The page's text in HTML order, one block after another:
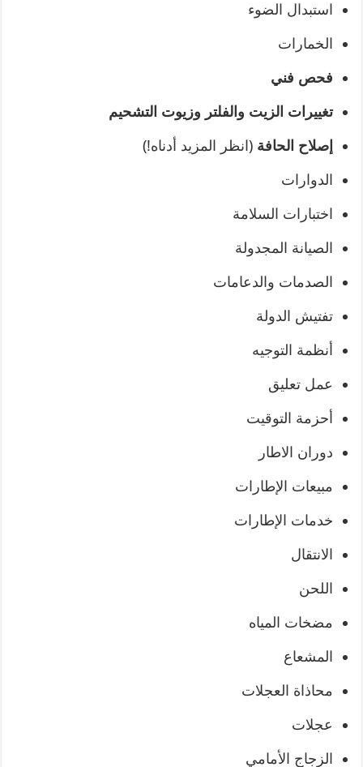
استبدال الضوء
الخمارات
فحص فني
تغييرات الزيت والفلتر وزيوت التشحيم
إصلاح الحافة (انظر المزيد أدناه!)
الدوارات
اختبارات السلامة
الصيانة المجدولة
الصدمات والدعامات
تفتيش الدولة
أنظمة التوجيه
عمل تعليق
أحزمة التوقيت
دوران الاطار
مبيعات الإطارات
خدمات الإطارات
الانتقال
اللحن
مضخات المياه
المشعاع
محاذاة العجلات
عجلات
الزجاج الأمامي